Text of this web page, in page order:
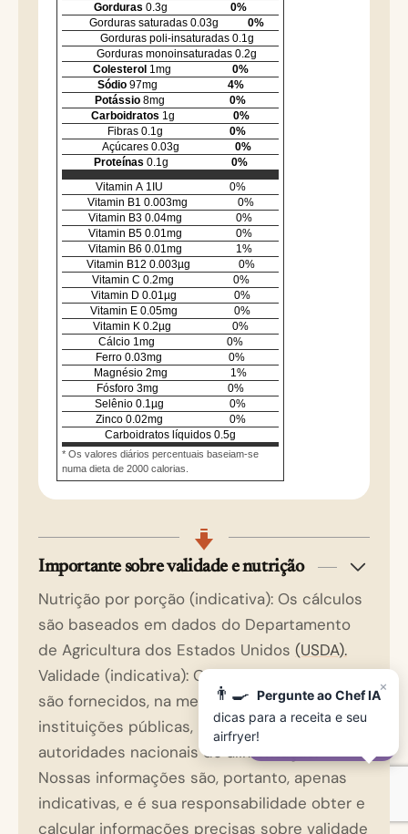
Gorduras 0.3g 0%
Gorduras saturadas 0.03g 0%
Gorduras poli-insaturadas 0.1g
Gorduras monoinsaturadas 0.2g
Colesterol 1mg 0%
Sódio 97mg 4%
Potássio 8mg 0%
Carboidratos 1g 0%
Fibras 0.1g 0%
Açúcares 0.03g 0%
Proteínas 0.1g 0%
Vitamin A 1 IU 0%
Vitamin B1 0.003mg 0%
Vitamin B3 0.04mg 0%
Vitamin B5 0.01mg 0%
Vitamin B6 0.01mg 1%
Vitamin B12 0.003µg 0%
Vitamin C 0.2mg 0%
Vitamin D 0.01µg 0%
Vitamin E 0.05mg 0%
Vitamin K 0.2µg 0%
Cálcio 1mg 0%
Ferro 0.03mg 0%
Magnésio 2mg 1%
Fósforo 3mg 0%
Selênio 0.1µg 0%
Zinco 0.02mg 0%
Carboidratos líquidos 0.5g
* Os valores diários percentuais baseiam-se
numa dieta de 2000 calorias.
Importante sobre validade e nutrição
Nutrição por porção (indicativa): Os cálculos
são baseados em dados do Departamento
de Agricultura dos Estados Unidos (USDA).
Validade (indicativa): Os dados de validade
são fornecidos, na medida do possível, por
instituições públicas, incluindo as
autoridades nacionais de alimentação.
Nossas informações são, portanto, apenas
indicativas, e é sua responsabilidade obter e
calcular informações precisas sobre validade
×
👨‍🍳 Pergunte ao Chef IA
dicas para a receita e seu
airfryer!